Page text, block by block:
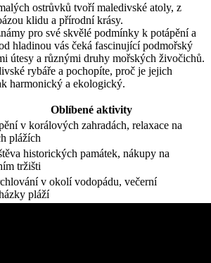
ostrůvků tvoří maledivské atoly, z‌
klidu a přírodní krásy.
pro své skvělé podmínky k potápění a
hladinou vás čeká fascinující podmořský
‌útesy a různými ‍druhy mořských živočichů.
rybáře a pochopíte, proč je jejich
harmonický⁢ a ekologický.
Oblíbené aktivity
v korálových zahradách, relaxace na⁣
plážích
historických památek, nákupy​ na
tržišti
v⁤ okolí vodopádu, večerní​
pláží